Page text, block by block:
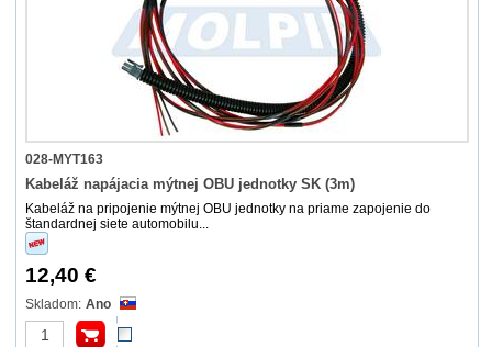
028-MYT163
Kabeláž napájacia mýtnej OBU jednotky SK (3m)
Kabeláž na pripojenie mýtnej OBU jednotky na priame zapojenie do
štandardnej siete automobilu...
12,40 €
Ano